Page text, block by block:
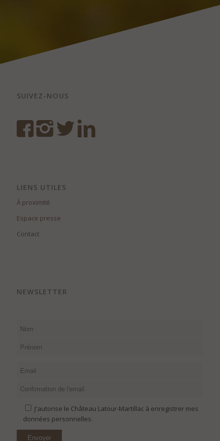
SUIVEZ-NOUS
LIENS UTILES
À proximité
Espace presse
Contact
NEWSLETTER
J'autorise le Château Latour-Martillac à enregistrer mes
données personnelles.